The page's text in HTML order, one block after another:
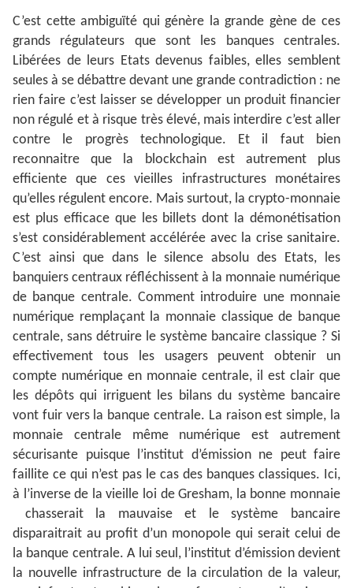
C’est cette ambiguïté qui génère la grande gène de ces
grands régulateurs que sont les banques centrales.
Libérées de leurs Etats devenus faibles, elles semblent
seules à se débattre devant une grande contradiction : ne
rien faire c’est laisser se développer un produit financier
non régulé et à risque très élevé, mais interdire c’est aller
contre le progrès technologique. Et il faut bien
reconnaitre que la blockchain est autrement plus
efficiente que ces vieilles infrastructures monétaires
qu’elles régulent encore. Mais surtout, la crypto-monnaie
est plus efficace que les billets dont la démonétisation
s’est considérablement accélérée avec la crise sanitaire.
C’est ainsi que dans le silence absolu des Etats, les
banquiers centraux réfléchissent à la monnaie numérique
de banque centrale. Comment introduire une monnaie
numérique remplaçant la monnaie classique de banque
centrale, sans détruire le système bancaire classique ? Si
effectivement tous les usagers peuvent obtenir un
compte numérique en monnaie centrale, il est clair que
les dépôts qui irriguent les bilans du système bancaire
vont fuir vers la banque centrale. La raison est simple, la
monnaie centrale même numérique est autrement
sécurisante puisque l’institut d’émission ne peut faire
faillite ce qui n’est pas le cas des banques classiques. Ici,
à l’inverse de la vieille loi de Gresham, la bonne monnaie
chasserait la mauvaise et le système bancaire
disparaitrait au profit d’un monopole qui serait celui de
la banque centrale. A lui seul, l’institut d’émission devient
la nouvelle infrastructure de la circulation de la valeur,